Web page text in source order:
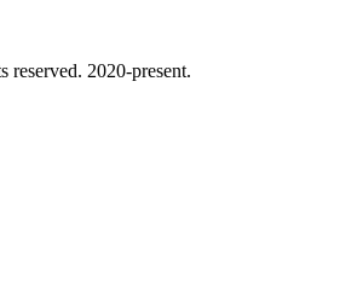
2020-present.